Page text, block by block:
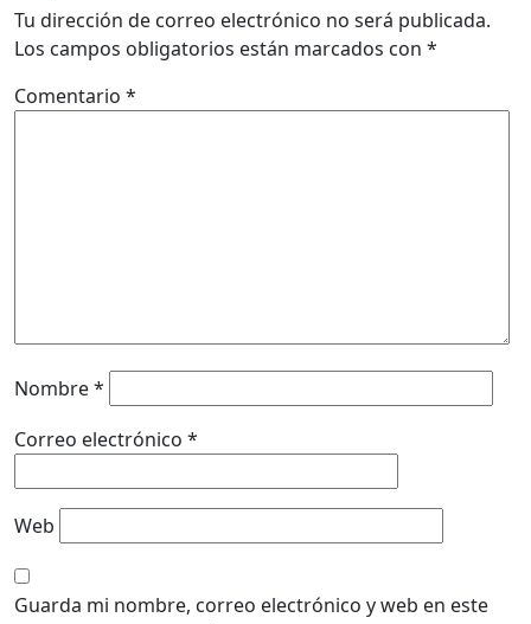
Tu dirección de correo electrónico no será publicada.
Los campos obligatorios están marcados con *
Comentario *
Nombre*
Correo electrónico *
Web
Guarda mi nombre, correo electrónico y web en este